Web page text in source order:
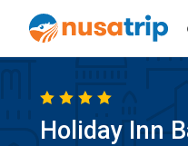
Holiday Inn